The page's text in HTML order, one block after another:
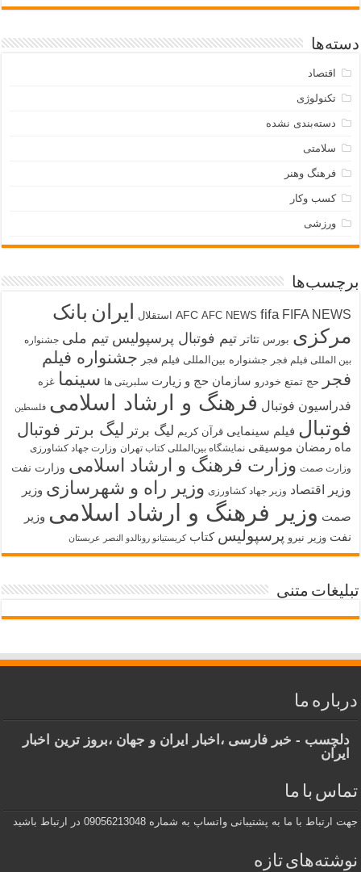
دسته‌ها
اقتصاد
تکنولوژی
دسته‌بندی نشده
سلامتی
فرهنگ وهنر
کسب وکار
ورزشی
برچسب‌ها
AFC AFC NEWS fifa FIFA NEWS استقلال ایران بانک
مرکزی بورس تئاتر تیم فوتبال پرسپولیس تیم ملی جشنواره
بین المللی فیلم فجر جشنواره بین‌المللی فیلم فجر جشنواره فیلم
فجر
حج تمتع خودرو سازمان حج و زیارت سلبریتی ها سینما غزه
فدراسیون فوتبال فرهنگ و ارشاد اسلامی فلسطین
فوتبال فیلم سینمایی قرآن کریم لیگ برتر لیگ برتر فوتبال
ماه رمضان موسیقی نمایشگاه بین‌المللی کتاب تهران وزارت جهاد کشاورزی
وزارت صمت وزارت فرهنگ و ارشاد اسلامی وزارت نفت
وزیر اقتصاد وزیر جهاد کشاورزی وزیر راه و شهرسازی وزیر
صمت وزیر فرهنگ و ارشاد اسلامی وزیر
نفت وزیر نیرو پرسپولیس کتاب کریستیانو رونالدو النصر عربستان
تبلیغات متنی
درباره ما
دلچسب - خبر فارسی ،اخبار ایران و جهان ،بروز ترین اخبار
ایران
تماس با ما
جهت ارتباط با ما به پشتیبانی واتساپ به شماره 09056213048 در ارتباط باشید
نوشته‌های تازه